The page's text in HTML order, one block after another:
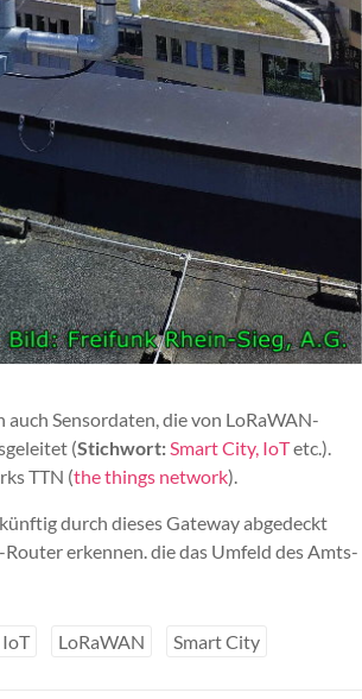
Sensordaten, die von LoRaWAN-
(Stichwort:Smart City, IoTetc.).
TTN (the things network).
durch dieses Gateway abgedeckt
erkennen. die das Umfeld des Amts-
IoT LoRaWAN Smart City